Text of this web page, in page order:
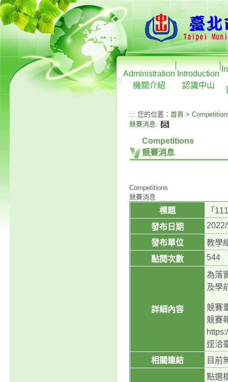
:::
Administration
機關介紹
Introduction
認識中山
::: 您的位置： 首頁 >
競賽消息.
Competitions
競賽消息
Competitions
競賽消息
標題
「
發布日期
發布單位
教學
點閱次數
544
詳細內容
為落
及學
競賽
競賽
逕洽
相關連結
目前
點選